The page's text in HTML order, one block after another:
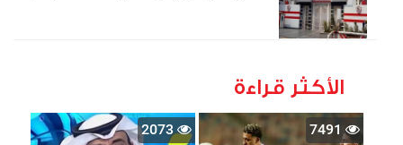
الأكثر قراءة
7491
2073